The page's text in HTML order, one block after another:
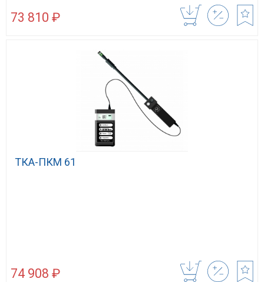
73 810 ₽
ТКА-ПКМ 61
74 908 ₽